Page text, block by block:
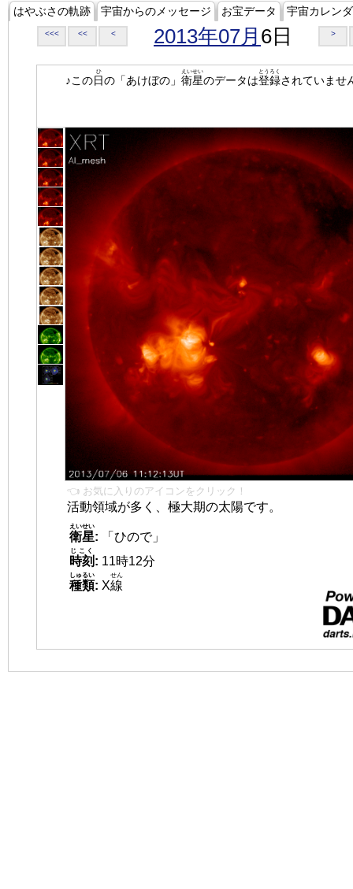
はやぶさの軌跡 宇宙からのメッセージ お宝データ 宇宙カレン
<<< << < 2013年07月 6日 >
♪この日
ひ
の「あけぼの」 衛星
えいせい
のデータは登録
とうろく
されていませ
👈 お気に入りのアイコンをクリック！
活動領域が多く、極大期の太陽です。
衛星
えいせい
:
「ひので」
時刻
じこく
: 11時12分
種類
しゅるい
: X線
せん